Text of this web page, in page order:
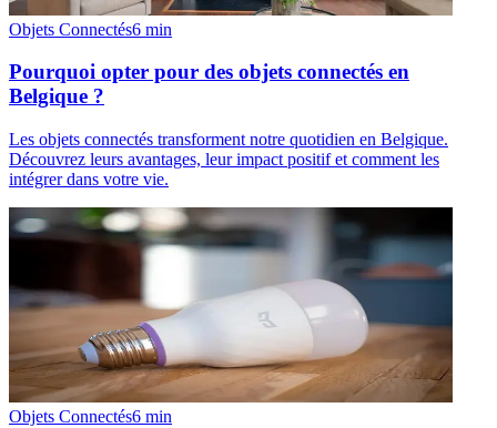
Objets Connectés6 min
Pourquoi opter pour des objets connectés en
Belgique ?
Les objets connectés transforment notre quotidien en Belgique.
Découvrez leurs avantages, leur impact positif et comment les
intégrer dans votre vie.
Objets Connectés6 min